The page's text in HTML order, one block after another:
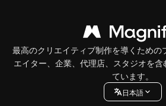
最高のクリエイティブ制作を導くための
エイター、企業、代理店、スタジオを
ています。
日本語